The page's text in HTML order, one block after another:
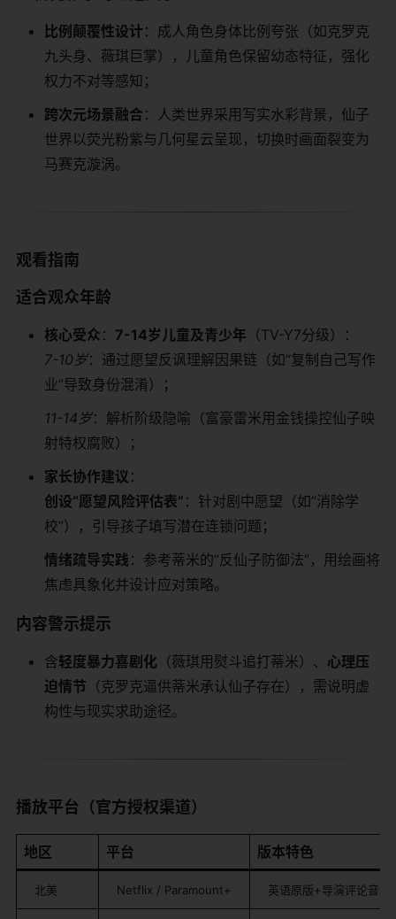
​比例颠覆性设计​ ​：成人角色身体比例夸张（如克罗克
九头身、薇琪巨掌），儿童角色保留幼态特征，强化
权力不对等感知；
​跨次元场景融合​ ​：人类世界采用写实水彩背景，仙子
世界以荧光粉紫与几何星云呈现，切换时画面裂变为
马赛克漩涡。
​观看指南​
​适合观众年龄​
​核心受众​ ​：​ ​7-14岁儿童及青少年​ ​（TV-Y7分级）：
7-10岁：通过愿望反讽理解因果链（如“复制自己写作
业”导致身份混淆）；
11-14岁：解析阶级隐喻（富豪雷米用金钱操控仙子映
射特权腐败）；
​家长协作建议​ ​：
​创设“愿望风险评估表”​ ​：针对剧中愿望（如“消除学
校”），引导孩子填写潜在连锁问题；
​情绪疏导实践​ ​：参考蒂米的“反仙子防御法”，用绘画将
焦虑具象化并设计应对策略。
​内容警示提示​
含​​轻度暴力喜剧化​ ​（薇琪用熨斗追打蒂米）、​ ​心理压
迫情节​ ​（克罗克逼供蒂米承认仙子存在），需说明虚
构性与现实求助途径。
​播放平台（官方授权渠道）​
​地区​ ​平台​ ​版本特色​
北美 Netflix / Paramount+ 英语原版+导演评论音轨